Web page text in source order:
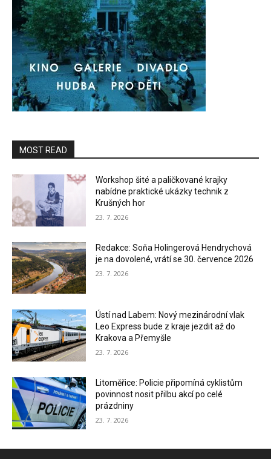
MOST READ
Workshop šité a paličkované krajky
nabídne praktické ukázky technik z
Krušných hor
23. 7. 2026
Redakce: Soňa Holingerová Hendrychová
je na dovolené, vrátí se 30. července 2026
23. 7. 2026
Ústí nad Labem: Nový mezinárodní vlak
Leo Express bude z kraje jezdit až do
Krakova a Přemyšle
23. 7. 2026
Litoměřice: Policie připomíná cyklistům
povinnost nosit přilbu akcí po celé
prázdniny
23. 7. 2026